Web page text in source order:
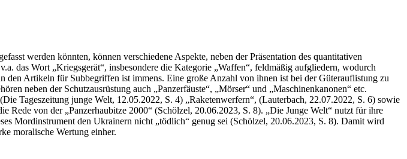
werden könnten, können verschiedene Aspekte, neben der Präsentation des quantitativen
das Wort „Kriegsgerät“, insbesondere die Kategorie „Waffen“, feldmäßig aufgliedern, wodurch
Artikeln für Subbegriffen ist immens. Eine große Anzahl von ihnen ist bei der Güterauflistung zu
neben der Schutzausrüstung auch „Panzerfäuste“, „Mörser“ und „Maschinenkanonen“ etc.
Tageszeitung junge Welt, 12.05.2022, S. 4) „Raketenwerfern“, (Lauterbach, 22.07.2022, S. 6) sowie
von der „Panzerhaubitze 2000“ (Schölzel, 20.06.2023, S. 8). „Die Junge Welt“ nutzt für ihre
Mordinstrument den Ukrainern nicht „tödlich“ genug sei (Schölzel, 20.06.2023, S. 8). Damit wird
moralische Wertung einher.